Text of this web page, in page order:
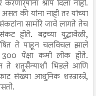
श्राप दिला नाही.
की यांना नाही तर यांच्या
सामोरे जावे लागते तेच
होते. बद्रच्या युद्धावेळी,
ते पाहून चलविचल झाले
300 पेक्षा कमी लोक होते.
ते शत्रूसैन्याशी भिडले आणि
संख्या आधुनिक शस्त्रास्त्रे,